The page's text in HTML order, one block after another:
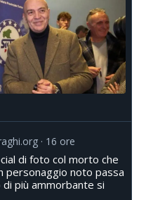
16 ore
di foto col morto che
personaggio noto passa
più ammorbante si